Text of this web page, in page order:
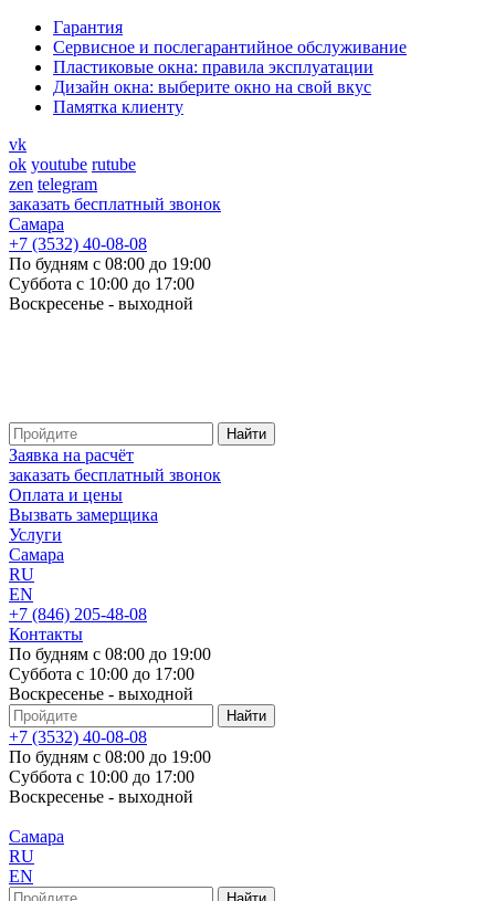
Гарантия
Cервисное и послегарантийное обслуживание
Пластиковые окна: правила эксплуатации
Дизайн окна: выберите окно на свой вкус
Памятка клиенту
vk
ok youtube rutube
zen telegram
заказать бесплатный звонок
Самара
+7 (3532) 40-08-08
По будням с 08:00 до 19:00
Суббота с 10:00 до 17:00
Воскресенье - выходной
Заявка на расчёт
заказать бесплатный звонок
Оплата и цены
Вызвать замерщика
Услуги
Самара
RU
EN
+7 (846) 205-48-08
Контакты
По будням с 08:00 до 19:00
Суббота с 10:00 до 17:00
Воскресенье - выходной
+7 (3532) 40-08-08
По будням с 08:00 до 19:00
Суббота с 10:00 до 17:00
Воскресенье - выходной
Самара
RU
EN